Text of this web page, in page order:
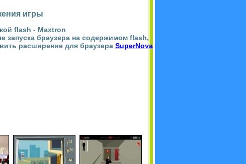
игры
flash - Maxtron
запуска браузера на содержимом flash,
расширение для браузера SuperNova